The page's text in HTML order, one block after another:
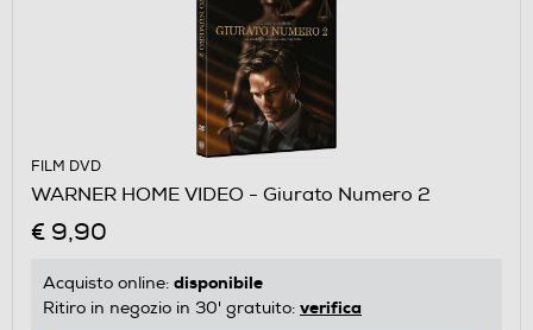
FILM DVD
WARNER HOME VIDEO - Giurato Numero 2
€ 9,90
Acquisto online: disponibile
Ritiro in negozio in 30' gratuito: verifica